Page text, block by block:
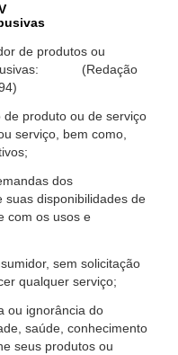
de produtos ou
abusivas: (Redação
produto ou de serviço
serviço, bem como,
dos
suas disponibilidades de
com os usos e
sem solicitação
qualquer serviço;
ou ignorância do
saúde, conhecimento
seus produtos ou